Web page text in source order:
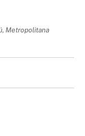
, Metropolitana